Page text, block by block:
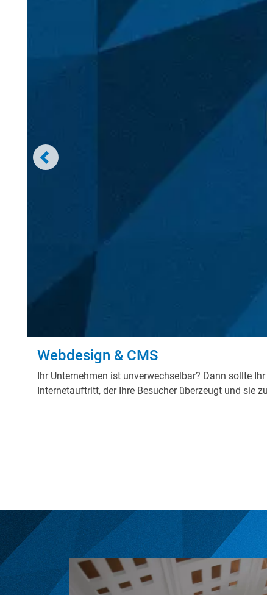
Webdesign & CMS
Ihr Unternehmen ist unverwechselbar? Dann sollte
Internetauftritt, der Ihre Besucher überzeugt und sie